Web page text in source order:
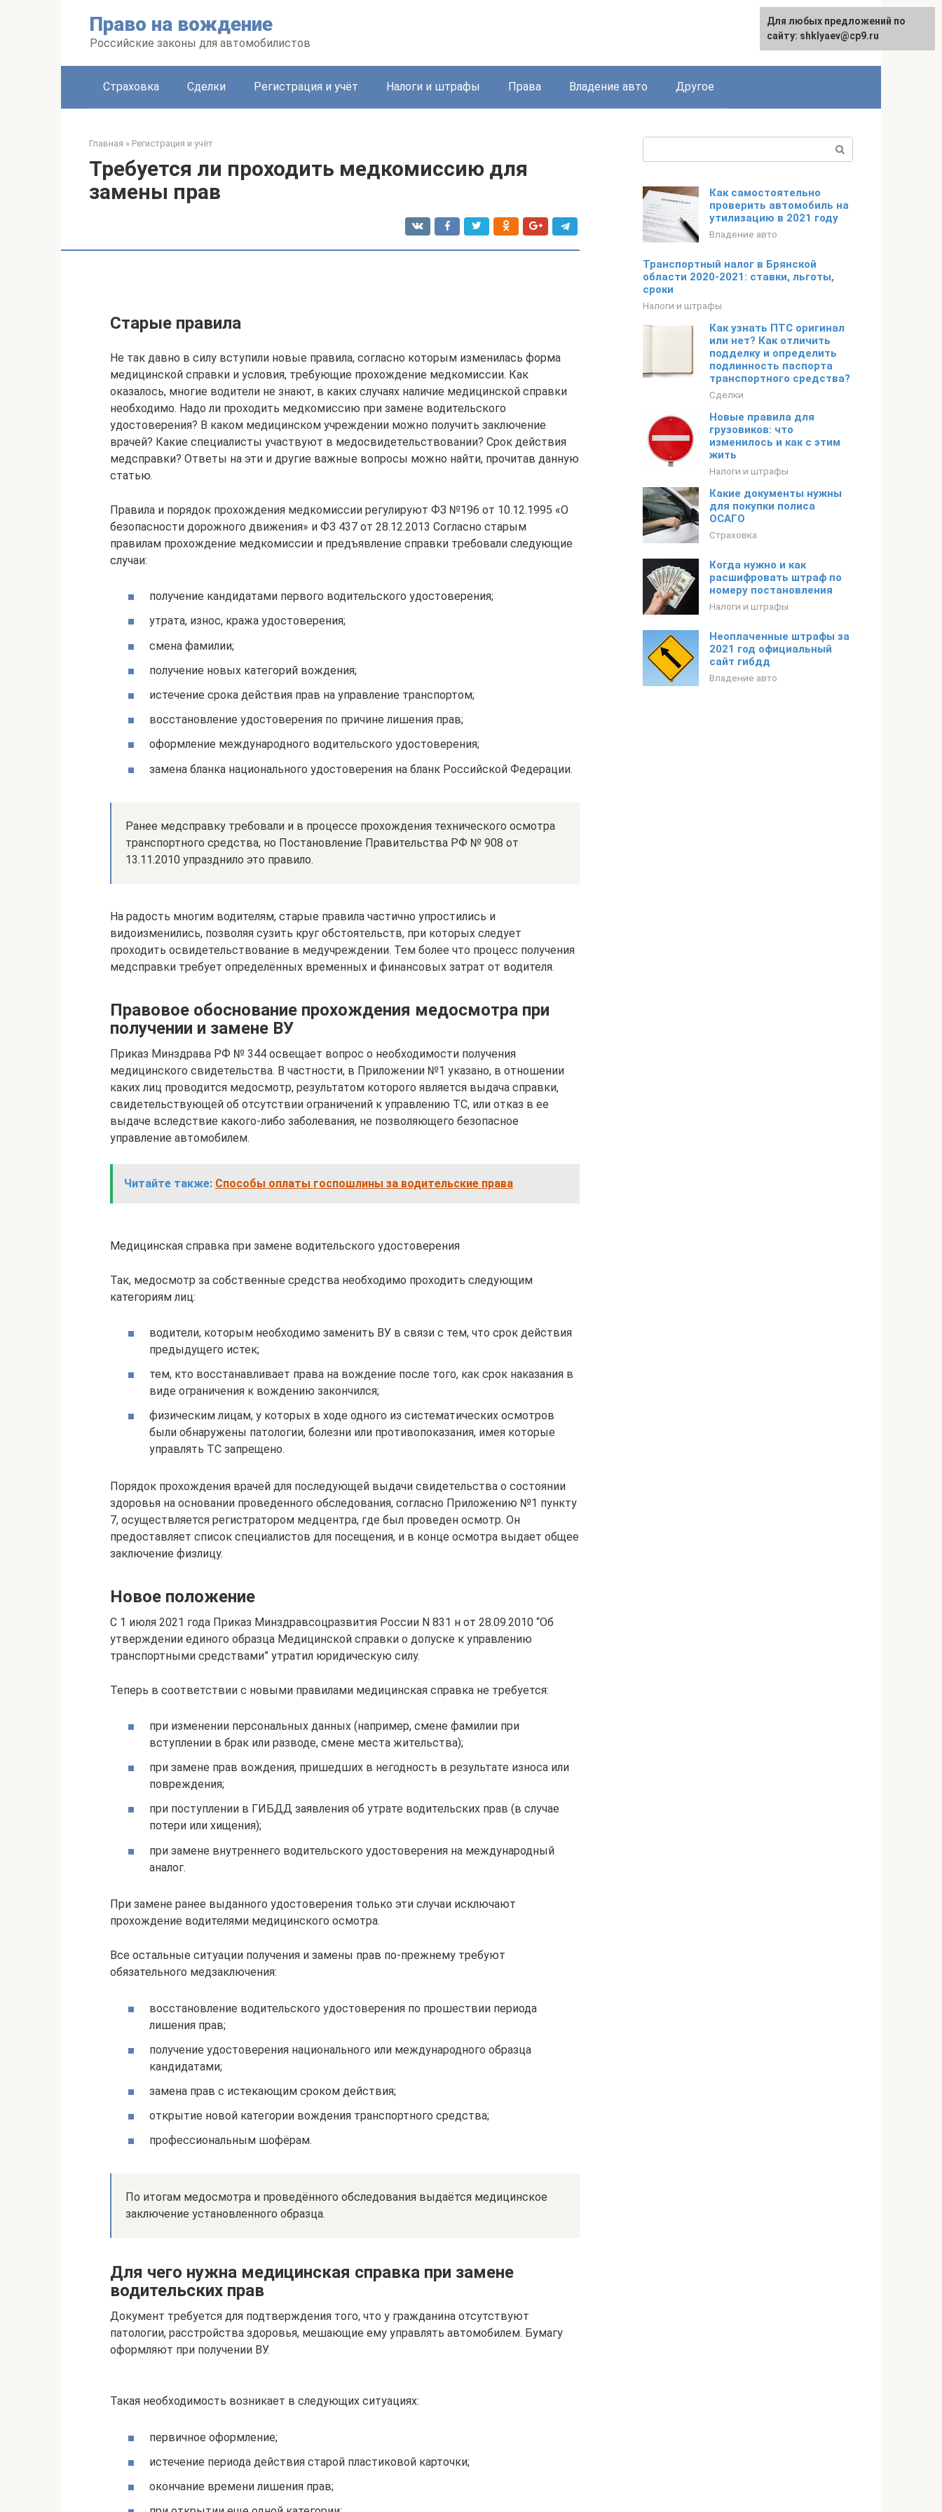
Право на вождение
Российские законы для автомобилистов
Страховка Сделки Регистрация и учёт Налоги и штрафы Права Владение авто Другое
Главная » Регистрация и учёт
Требуется ли проходить медкомиссию для
замены прав
Старые правила
Не так давно в силу вступили новые правила, согласно которым изменилась форма
медицинской справки и условия, требующие прохождение медкомиссии. Как
оказалось, многие водители не знают, в каких случаях наличие медицинской справки
необходимо. Надо ли проходить медкомиссию при замене водительского
удостоверения? В каком медицинском учреждении можно получить заключение
врачей? Какие специалисты участвуют в медосвидетельствовании? Срок действия
медсправки? Ответы на эти и другие важные вопросы можно найти, прочитав данную
статью.
Правила и порядок прохождения медкомиссии регулируют ФЗ №196 от 10.12.1995 «О
безопасности дорожного движения» и ФЗ 437 от 28.12.2013 Согласно старым
правилам прохождение медкомиссии и предъявление справки требовали следующие
случаи:
получение кандидатами первого водительского удостоверения;
утрата, износ, кража удостоверения;
смена фамилии;
получение новых категорий вождения;
истечение срока действия прав на управление транспортом;
восстановление удостоверения по причине лишения прав;
оформление международного водительского удостоверения;
замена бланка национального удостоверения на бланк Российской Федерации.
Ранее медсправку требовали и в процессе прохождения технического осмотра
транспортного средства, но Постановление Правительства РФ № 908 от
13.11.2010 упразднило это правило.
На радость многим водителям, старые правила частично упростились и
видоизменились, позволяя сузить круг обстоятельств, при которых следует
проходить освидетельствование в медучреждении. Тем более что процесс получения
медсправки требует определённых временных и финансовых затрат от водителя.
Правовое обоснование прохождения медосмотра при
получении и замене ВУ
Приказ Минздрава РФ № 344 освещает вопрос о необходимости получения
медицинского свидетельства. В частности, в Приложении №1 указано, в отношении
каких лиц проводится медосмотр, результатом которого является выдача справки,
свидетельствующей об отсутствии ограничений к управлению ТС, или отказ в ее
выдаче вследствие какого-либо заболевания, не позволяющего безопасное
управление автомобилем.
Читайте также: Способы оплаты госпошлины за водительские права
Медицинская справка при замене водительского удостоверения
Так, медосмотр за собственные средства необходимо проходить следующим
категориям лиц:
водители, которым необходимо заменить ВУ в связи с тем, что срок действия
предыдущего истек;
тем, кто восстанавливает права на вождение после того, как срок наказания в
виде ограничения к вождению закончился;
физическим лицам, у которых в ходе одного из систематических осмотров
были обнаружены патологии, болезни или противопоказания, имея которые
управлять ТС запрещено.
Порядок прохождения врачей для последующей выдачи свидетельства о состоянии
здоровья на основании проведенного обследования, согласно Приложению №1 пункту
7, осуществляется регистратором медцентра, где был проведен осмотр. Он
предоставляет список специалистов для посещения, и в конце осмотра выдает общее
заключение физлицу.
Новое положение
С 1 июля 2021 года Приказ Минздравсоцразвития России N 831 н от 28.09.2010 “Об
утверждении единого образца Медицинской справки о допуске к управлению
транспортными средствами” утратил юридическую силу.
Теперь в соответствии с новыми правилами медицинская справка не требуется:
при изменении персональных данных (например, смене фамилии при
вступлении в брак или разводе, смене места жительства);
при замене прав вождения, пришедших в негодность в результате износа или
повреждения;
при поступлении в ГИБДД заявления об утрате водительских прав (в случае
потери или хищения);
при замене внутреннего водительского удостоверения на международный
аналог.
При замене ранее выданного удостоверения только эти случаи исключают
прохождение водителями медицинского осмотра.
Все остальные ситуации получения и замены прав по-прежнему требуют
обязательного медзаключения:
восстановление водительского удостоверения по прошествии периода
лишения прав;
получение удостоверения национального или международного образца
кандидатами;
замена прав с истекающим сроком действия;
открытие новой категории вождения транспортного средства;
профессиональным шофёрам.
По итогам медосмотра и проведённого обследования выдаётся медицинское
заключение установленного образца.
Для чего нужна медицинская справка при замене
водительских прав
Документ требуется для подтверждения того, что у гражданина отсутствуют
патологии, расстройства здоровья, мешающие ему управлять автомобилем. Бумагу
оформляют при получении ВУ.
Такая необходимость возникает в следующих ситуациях:
первичное оформление;
истечение периода действия старой пластиковой карточки;
окончание времени лишения прав;
Как самостоятельно
проверить автомобиль на
утилизацию в 2021 году
Владение авто
Транспортный налог в Брянской
области 2020-2021: ставки, льготы,
сроки
Налоги и штрафы
Как узнать ПТС оригинал
или нет? Как отличить
подделку и определить
подлинность паспорта
транспортного средства?
Сделки
Новые правила для
грузовиков: что
изменилось и как с этим
жить
Налоги и штрафы
Какие документы нужны
для покупки полиса
ОСАГО
Страховка
Когда нужно и как
расшифровать штраф по
номеру постановления
Налоги и штрафы
Неоплаченные штрафы за
2021 год официальный
сайт гибдд
Владение авто
Для любых предложений по
сайту: shklyaev@cp9.ru